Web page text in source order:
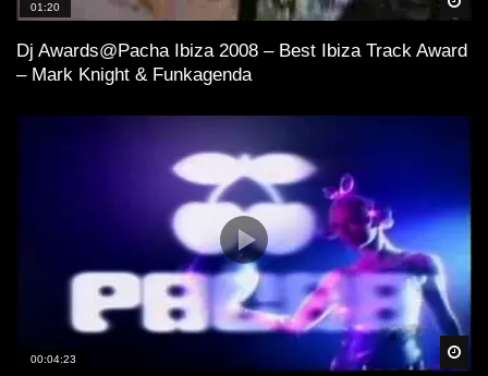
01:20
Dj Awards@Pacha Ibiza 2008 – Best Ibiza Track Award
– Mark Knight & Funkagenda
00:04:23